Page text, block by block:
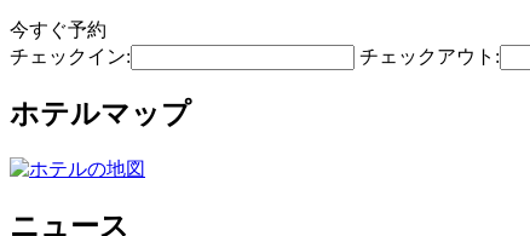
今すぐ予約
チェックイン:
チェックアウト:
ホテルマップ
ニュース